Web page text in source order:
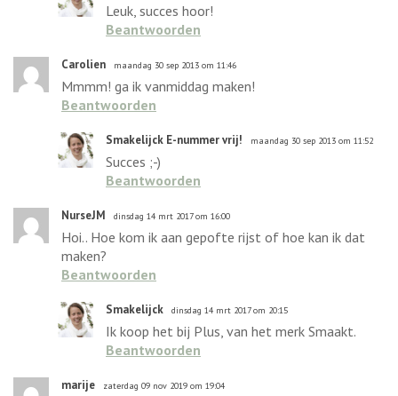
Leuk, succes hoor!
Beantwoorden
Carolien maandag 30 sep 2013 om 11:46
Mmmm! ga ik vanmiddag maken!
Beantwoorden
Smakelijck E-nummer vrij! maandag 30 sep 2013 om 11:52
Succes ;-)
Beantwoorden
NurseJM dinsdag 14 mrt 2017 om 16:00
Hoi.. Hoe kom ik aan gepofte rijst of hoe kan ik dat
maken?
Beantwoorden
Smakelijck dinsdag 14 mrt 2017 om 20:15
Ik koop het bij Plus, van het merk Smaakt.
Beantwoorden
marije zaterdag 09 nov 2019 om 19:04